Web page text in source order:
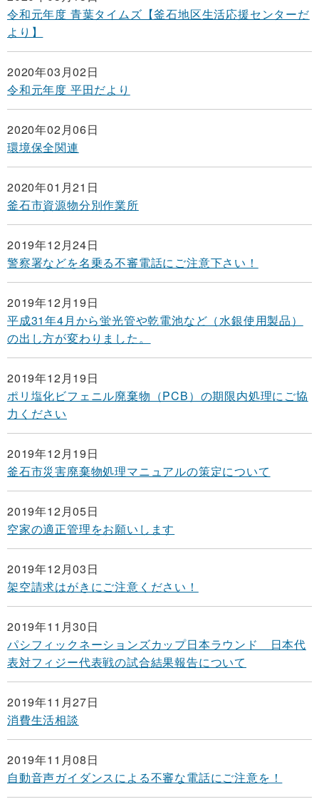
令和元年度 青葉タイムズ【釜石地区生活応援センターだ
より】
2020年03月02日
令和元年度 平田だより
2020年02月06日
環境保全関連
2020年01月21日
釜石市資源物分別作業所
2019年12月24日
警察署などを名乗る不審電話にご注意下さい！
2019年12月19日
平成31年4月から蛍光管や乾電池など（水銀使用製品）
の出し方が変わりました。
2019年12月19日
ポリ塩化ビフェニル廃棄物（PCB）の期限内処理にご協
力ください
2019年12月19日
釜石市災害廃棄物処理マニュアルの策定について
2019年12月05日
空家の適正管理をお願いします
2019年12月03日
架空請求はがきにご注意ください！
2019年11月30日
パシフィックネーションズカップ日本ラウンド 日本代
表対フィジー代表戦の試合結果報告について
2019年11月27日
消費生活相談
2019年11月08日
自動音声ガイダンスによる不審な電話にご注意を！